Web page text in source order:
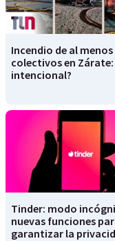
Incendio de al
colectivos en Zárate:
intencional?
Tinder: modo
nuevas funciones
garantizar la